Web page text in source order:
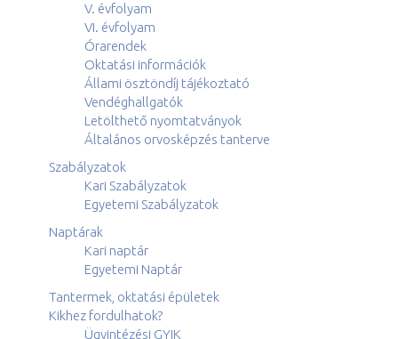
V. évfolyam
VI. évfolyam
Órarendek
Oktatási információk
Állami ösztöndíj tájékoztató
Vendéghallgatók
Letölthető nyomtatványok
Általános orvosképzés tanterve
Szabályzatok
Kari Szabályzatok
Egyetemi Szabályzatok
Naptárak
Kari naptár
Egyetemi Naptár
Tantermek, oktatási épületek
Kikhez fordulhatok?
Ügyintézési GYIK